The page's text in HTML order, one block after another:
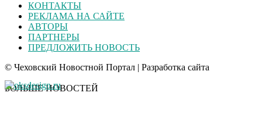
КОНТАКТЫ
РЕКЛАМА НА САЙТЕ
АВТОРЫ
ПАРТНЕРЫ
ПРЕДЛОЖИТЬ НОВОСТЬ
© Чеховский Новостной Портал | Разработка сайта
БОЛЬШЕ НОВОСТЕЙ